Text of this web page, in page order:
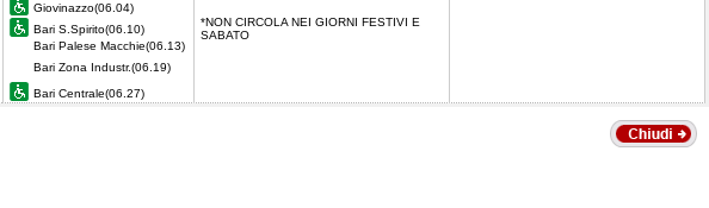
Giovinazzo(06.04)
Bari S.Spirito(06.10)
Bari Palese Macchie(06.13)
Bari Zona Industr.(06.19)
Bari Centrale(06.27)
*NON CIRCOLA NEI GIORNI FESTIVI E
SABATO